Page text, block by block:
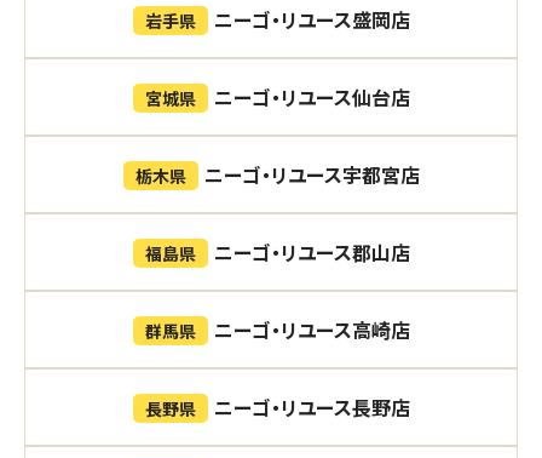
岩手県 ニーゴ・リユース盛岡店
宮城県 ニーゴ・リユース仙台店
栃木県 ニーゴ・リユース宇都宮店
福島県 ニーゴ・リユース郡山店
群馬県 ニーゴ・リユース高崎店
長野県 ニーゴ・リユース長野店